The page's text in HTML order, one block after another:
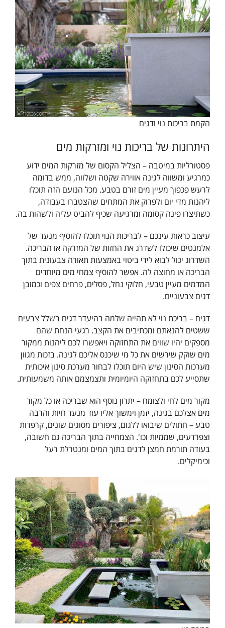
הקמת בריכות נוי ודגים
היתרונות של בריכות נוי ומזרקות מים
פסטורליות במיטבה – הצליל הקסום של מזרקות המים ידוע
כמרגיע ומשווה לגינה אווירה שקטה ושלווה, ממש בדומה
לרעש פכפוך מעיין מים זורם בטבע. מכל הנועם הזה תוכלו
ליהנות מדי יום ולפרוק את המתחים שהצטברו בעבודה,
כשתיצרו פינה קסומה ומרגיעה שכיף להביט עליה ולשהות בה.
עיצוב כראות עינכם – לבריכות הנוי תוכלו להוסיף מנעד של
אלמנטים שיכולו לשדרג את החזות של המזרקה או הבריכה.
השדרוג יכול לבוא לידי ביטוי באמצעות תאורה צבעונית בתוך
הבריכה או מחוצה לה. אפשר להוסיף צמחי מים מיוחדים
המדמים מעיין טבעי, חלוקי נחל, פסלים, פרחים צפים וכמובן
דגים צבעוניים.
דגים – בריכת נוי לא תהייה שלמה בהיעדר דגים בשלל צבעים
ששטים להנאתם ומכתיבים את הקצב. רגעי הנחת שהם
מספקים יהיו שווים את התחזוקה ויאפשרו לכם ליהנות ממקור
מים שוקק שירשים את כל מי שיכנס אליכם לגינה. בזכות מגוון
מערכות הסינון שיש היום תוכלו לבחור מערכת סינון איכותית
שתסייע לכם בתחזוקה היומיומית ותצמצמם אותה משמעותית.
מקור מים לחי ולצומח – יתרון נוסף הוא שבריכה או כל מקור
מים אצלכם בגינה, יזמן וימשוך אליו עוד מנעד חיות והרבה
טבע – חתולים שיבואו ללגום, ציפורים מסוגים שונים, קרפדות
וצפרדעים, שממיות וכו'. הצמחייה בתוך הבריכה גם חשובה,
בעודה תורמת חמצן לדגים בתוך המים ומנטרלת רעל
וכימיקלים.